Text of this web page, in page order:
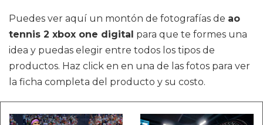
Puedes ver aquí un montón de fotografías de ao
tennis 2 xbox one digital para que te formes una
idea y puedas elegir entre todos los tipos de
productos. Haz click en en una de las fotos para ver
la ficha completa del producto y su costo.